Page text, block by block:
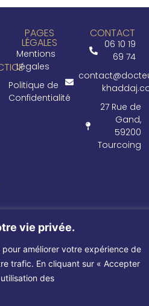
vie privée.
améliorer votre expérience de
trafic. En cliquant sur « Accepter
des
PAGES
LÉGALES
Mentions
Légales
Politique de
Confidentialité
CONTACT
06 10 19
69 74
27 Rue de
Gand,
59200
Tourcoing
– Tous droits réservés.
BEARIFY MEDIA.